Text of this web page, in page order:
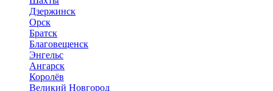
Дзержинск
Орск
Братск
Благовещенск
Энгельс
Ангарск
Королёв
Великий Новгород